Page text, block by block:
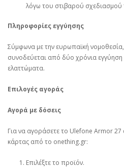
λόγω του στιβαρού σχεδιασμού
Πληροφορίες εγγύησης
Σύμφωνα με την ευρωπαϊκή
συνοδεύεται από δύο χρόνια
ελαττώματα.
Επιλογές αγοράς
Αγορά με δόσεις
Για να αγοράσετε το Ulefone Armor 27
κάρτας από το onething.gr:
Επιλέξτε το προϊόν.